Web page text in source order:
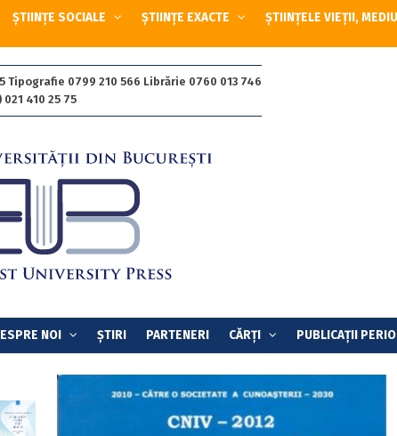
ȘTIINȚE SOCIALE ȘTIINȚE EXACTE ȘTIINȚELE VIEȚII,
Tipografie 0799 210 566 Librărie 0760 013 746
410 25 75
NOI ȘTIRI PARTENERI CĂRȚI PUBLICAȚII